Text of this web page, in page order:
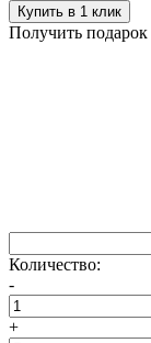
Купить в 1 клик
Получить подарок
Количество:
-
+